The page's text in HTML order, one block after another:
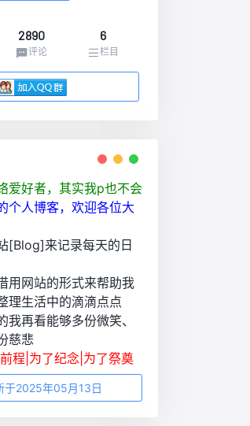
2890
评论
6
栏目
爱好者，其实我p也不会
个人博客，欢迎各位大
[Blog]来记录每天的日
用网站的形式来帮助我
理生活中的滴滴点点
我再看能够多份微笑、
慈悲
程|为了纪念|为了祭奠
于2025年05月13日